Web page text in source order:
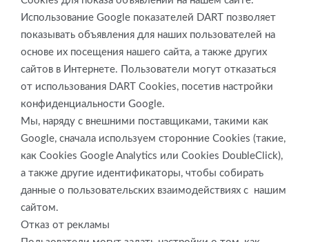
Использование Google показателей DART позволяет
показывать объявления для наших пользователей на
основе их посещения нашего сайта, а также других
сайтов в Интернете. Пользователи могут отказаться
от использования DART Cookies, посетив настройки
конфиденциальности Google.
Мы, наряду с внешними поставщиками, такими как
Google, сначала используем сторонние Cookies (такие,
как Cookies Google Analytics или Cookies DoubleClick),
а также другие идентификаторы, чтобы собирать
данные о пользовательских взаимодействиях с нашим
сайтом.
Отказ от рекламы